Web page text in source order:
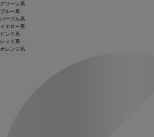
グリーン系
ブルー系
パープル系
イエロー系
ピンク系
レッド系
オレンジ系